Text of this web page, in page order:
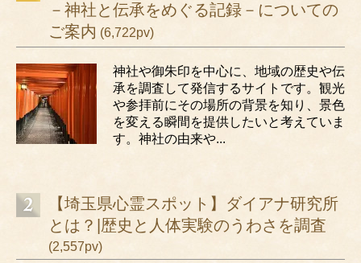
－神社と伝承をめぐる記録－についての
ご案内 (6,722pv)
神社や御朱印を中心に、地域の歴史や伝
承を調査して発信するサイトです。観光
や参拝前にその場所の背景を知り、景色
を変える瞬間を提供したいと考えていま
す。神社の由来や...
【埼玉県心霊スポット】ダイアナ研究所
とは？|歴史と人体実験のうわさを調査
(2,557pv)